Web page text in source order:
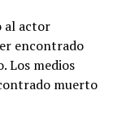
al actor
encontrado
Los medios
muerto